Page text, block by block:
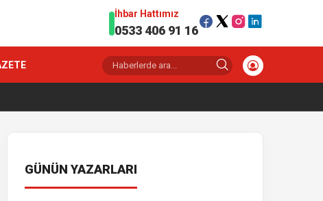
İhbar Hattımız
0533 406 91 16
GÜNÜN YAZARLARI